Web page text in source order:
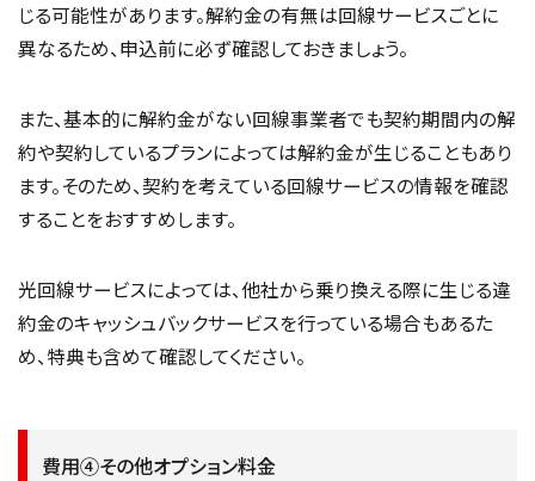
じる可能性があります。解約金の有無は回線サービスごとに
異なるため、申込前に必ず確認しておきましょう。
また、基本的に解約金がない回線事業者でも契約期間内の解
約や契約しているプランによっては解約金が生じることもあり
ます。そのため、契約を考えている回線サービスの情報を確認
することをおすすめします。
光回線サービスによっては、他社から乗り換える際に生じる違
約金のキャッシュバックサービスを行っている場合もあるた
め、特典も含めて確認してください。
費用④その他オプション料金